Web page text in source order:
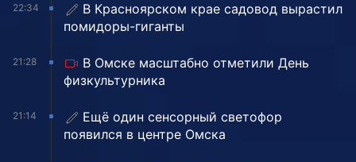
22:34
В Красноярском крае садовод вырастил
помидоры-гиганты
21:28
В Омске масштабно отметили День
физкультурника
21:14
Ещё один сенсорный светофор
появился в центре Омска